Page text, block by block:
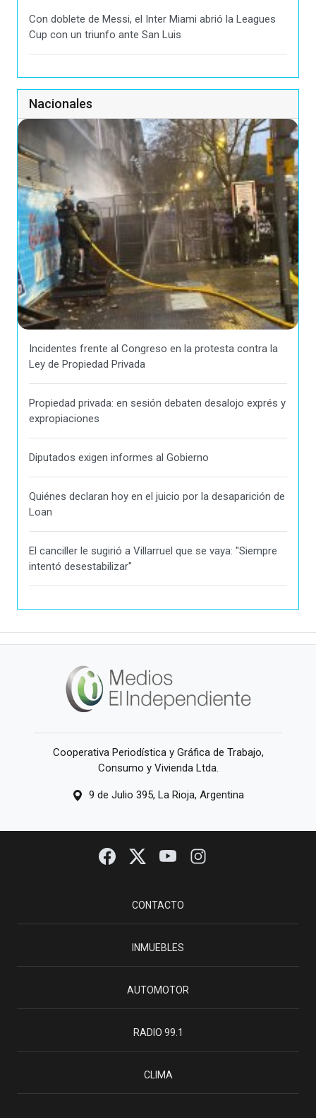
Con doblete de Messi, el Inter Miami abrió la Leagues
Cup con un triunfo ante San Luis
Nacionales
Incidentes frente al Congreso en la protesta contra la
Ley de Propiedad Privada
Propiedad privada: en sesión debaten desalojo exprés y
expropiaciones
Diputados exigen informes al Gobierno
Quiénes declaran hoy en el juicio por la desaparición de
Loan
El canciller le sugirió a Villarruel que se vaya: "Siempre
intentó desestabilizar"
Cooperativa Periodística y Gráfica de Trabajo,
Consumo y Vivienda Ltda.
9 de Julio 395, La Rioja, Argentina
CONTACTO
INMUEBLES
AUTOMOTOR
RADIO 99.1
CLIMA